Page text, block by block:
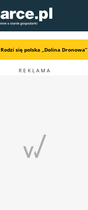
Rodzi się polska „Dolina Dronowa”